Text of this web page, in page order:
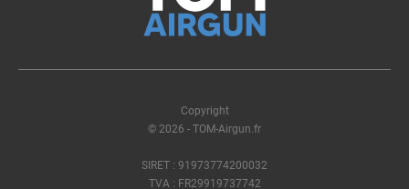
Copyright
© 2026 - TOM-Airgun.fr
SIRET : 91973774200032
TVA : FR29919737742